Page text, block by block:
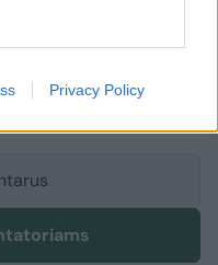
Privacy Policy
vartotojai.
komentaruose!